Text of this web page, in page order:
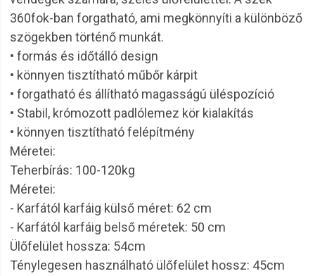
360fok-ban forgatható, ami megkönnyíti a különböző
szögekben történő munkát.
• formás és időtálló design
• könnyen tisztítható műbőr kárpit
• forgatható és állítható magasságú üléspozíció
• Stabil, krómozott padlólemez kör kialakítás
• könnyen tisztítható felépítmény
Méretei:
Teherbírás: 100-120kg
Méretei:
- Karfától karfáig külső méret: 62 cm
- Karfától karfáig belső méretek: 50 cm
Ülőfelület hossza: 54cm
Ténylegesen használható ülőfelület hossz: 45cm